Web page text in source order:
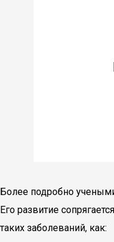
Более подробно
Его развитие
таких заболеваний, как: